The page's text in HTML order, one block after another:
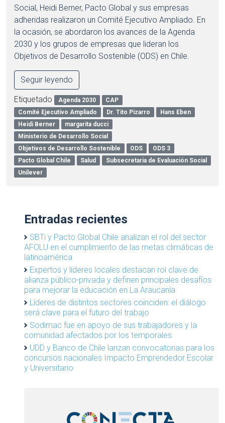
Social, Heidi Berner, Pacto Global y sus empresas
adheridas realizaron un Comité Ejecutivo Ampliado. En
la ocasión, se abordaron los avances de la Agenda
2030 y los grupos de empresas que lideran los
Objetivos de Desarrollo Sostenible (ODS) en Chile.
Seguir leyendo
Etiquetado Agenda 2030
CAP
Comité Ejecutivo Ampliado
Dr. Tito Pizarro
Hans Eben
Heidi Berner
margarita ducci
Ministerio de Desarrollo Social
Objetivos de Desarrollo Sostenible
ODS
ODS 3
Pacto Global Chile
Salud
Subsecretaria de Evaluación Social
Unilever
Entradas recientes
SBTi y Pacto Global Chile analizan el rol del sector
AFOLU en el cumplimiento de las metas climáticas de
latinoamérica
Expertos y líderes locales destacan rol clave de
alianza público-privada y definen principales desafíos
para mejorar la educación en La Araucanía
Líderes de distintos sectores coinciden: el diálogo
será clave para el futuro del trabajo
Sodimac fue en apoyo de sus trabajadores y la
comunidad afectados por los temporales
UDD y Banco de Chile lanzan convocatorias para los
concursos nacionales Impacto Emprendedor Escolar
y Universitario